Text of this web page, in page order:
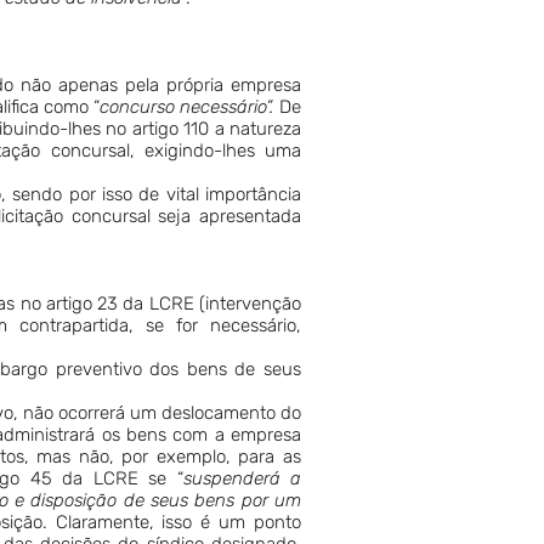
não apenas pela própria empresa
como “concurso necessário”. De
lhes no artigo 110 a natureza
concursal, exigindo-lhes uma
sendo por isso de vital importância
concursal seja apresentada
no artigo 23 da LCRE (intervenção
se for necessário,
preventivo dos bens de seus
não ocorrerá um deslocamento do
os bens com a empresa
mas não, por exemplo, para as
45 da LCRE se “suspenderá a
e disposição de seus bens por um
Claramente, isso é um ponto